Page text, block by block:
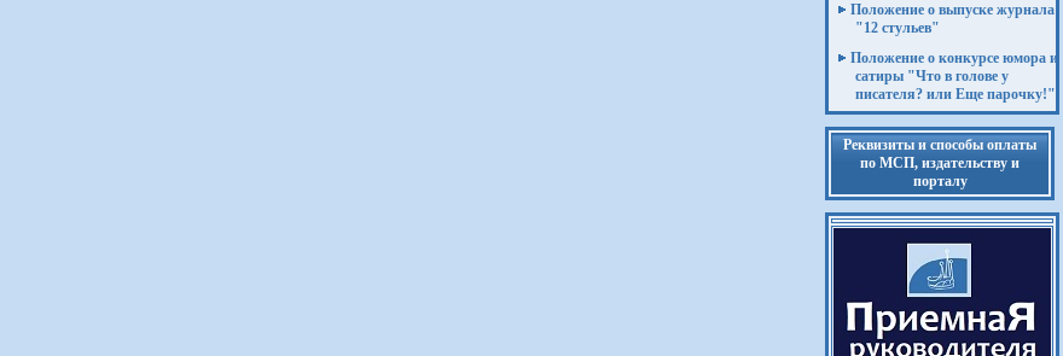
Положение о выпуске журнала
"12 стульев"
Положение о конкурсе юмора и
сатиры "Что в голове у
писателя? или Еще парочку!"
Реквизиты и способы оплаты
по МСП, издательству и
порталу